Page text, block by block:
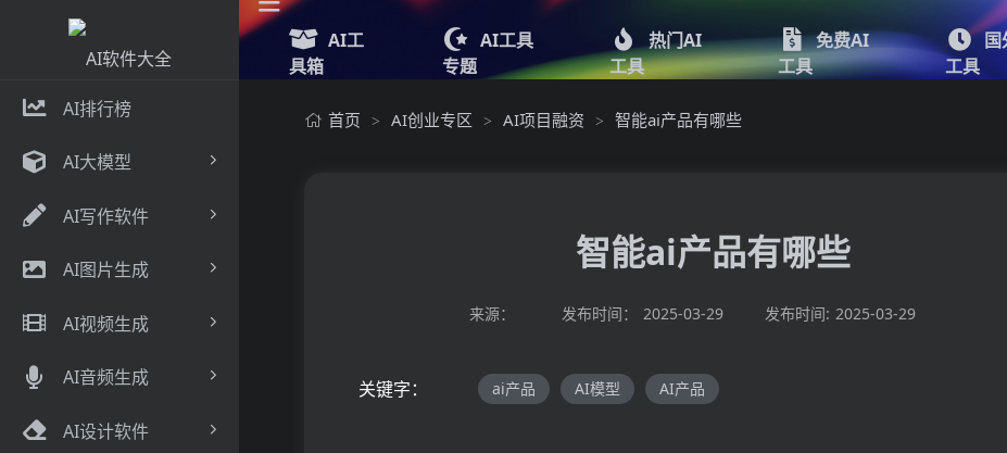
AI排行榜
AI大模型
AI写作软件
AI图片生成
AI视频生成
AI音频生成
AI设计软件
AI工
具箱
AI工具
专题
热门AI
工具
免费AI
工具
工具
首页 > AI创业专区 > AI项目融资 > 智能ai产品有哪些
智能ai产品有哪些
来源： 发布时间： 2025-03-29 发布时间: 2025-03-29
关键字： ai产品 AI模型 AI产品